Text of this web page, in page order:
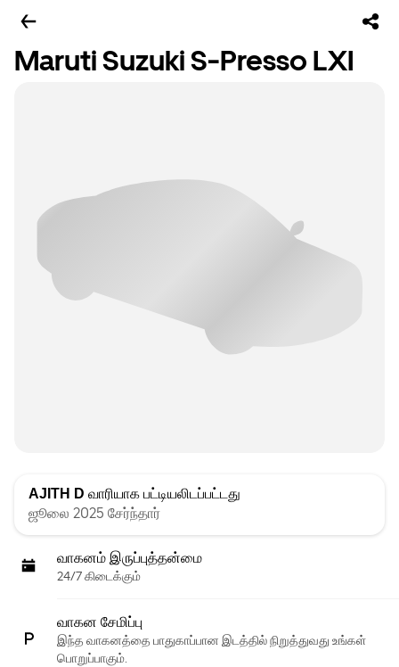
Maruti Suzuki S-Presso LXI
AJITH D வாரியாக பட்டியலிடப்பட்டது
ஜூலை 2025 சேர்ந்தார்
வாகனம் இருப்புத்தன்மை
24/7 கிடைக்கும்
வாகன சேமிப்பு
இந்த வாகனத்தை பாதுகாப்பான இடத்தில் நிறுத்துவது உங்கள்
பொறுப்பாகும்.